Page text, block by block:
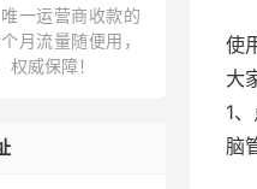
使
大
1
脑
一运营商收款的
月流量随便用，
威保障！